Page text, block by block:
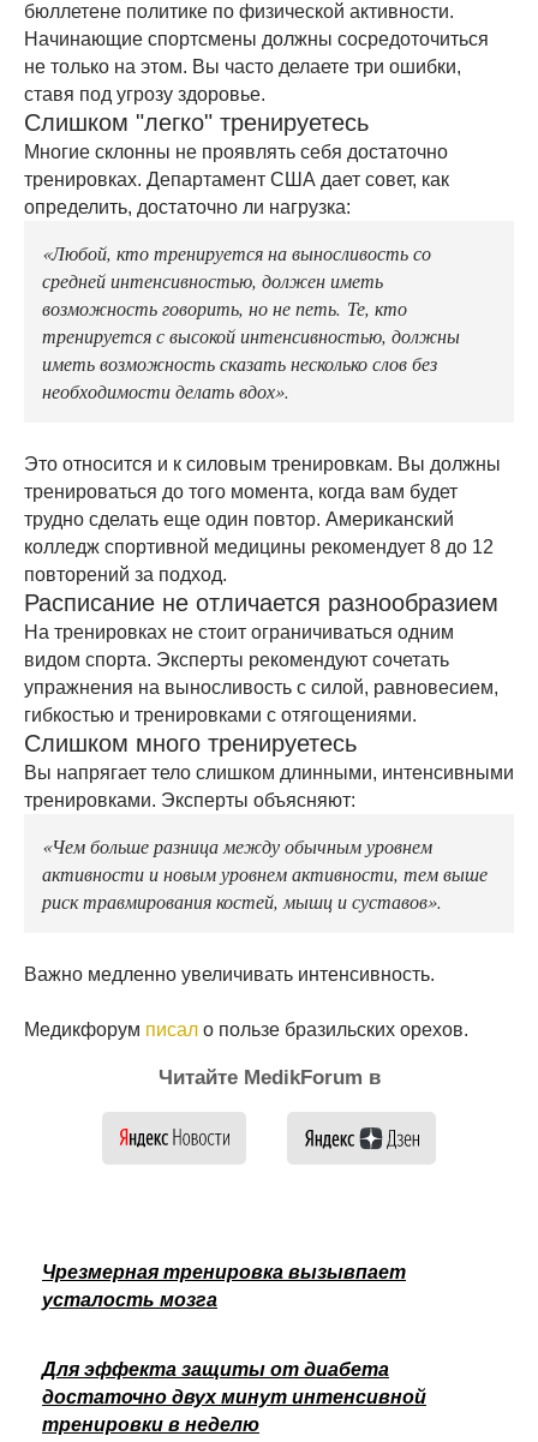
бюллетене политике по физической активности.
Начинающие спортсмены должны сосредоточиться
не только на этом. Вы часто делаете три ошибки,
ставя под угрозу здоровье.
Слишком "легко" тренируетесь
Многие склонны не проявлять себя достаточно
тренировках. Департамент США дает совет, как
определить, достаточно ли нагрузка:
«Любой, кто тренируется на выносливость со
средней интенсивностью, должен иметь
возможность говорить, но не петь. Те, кто
тренируется с высокой интенсивностью, должны
иметь возможность сказать несколько слов без
необходимости делать вдох».
Это относится и к силовым тренировкам. Вы должны
тренироваться до того момента, когда вам будет
трудно сделать еще один повтор. Американский
колледж спортивной медицины рекомендует 8 до 12
повторений за подход.
Расписание не отличается разнообразием
На тренировках не стоит ограничиваться одним
видом спорта. Эксперты рекомендуют сочетать
упражнения на выносливость с силой, равновесием,
гибкостью и тренировками с отягощениями.
Слишком много тренируетесь
Вы напрягает тело слишком длинными, интенсивными
тренировками. Эксперты объясняют:
«Чем больше разница между обычным уровнем
активности и новым уровнем активности, тем выше
риск травмирования костей, мышц и суставов».
Важно медленно увеличивать интенсивность.
Медикфорум писал о пользе бразильских орехов.
Читайте MedikForum в
Чрезмерная тренировка вызывпает
усталость мозга
Для эффекта защиты от диабета
достаточно двух минут интенсивной
тренировки в неделю